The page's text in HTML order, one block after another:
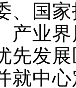
、国
产业
先发
就中